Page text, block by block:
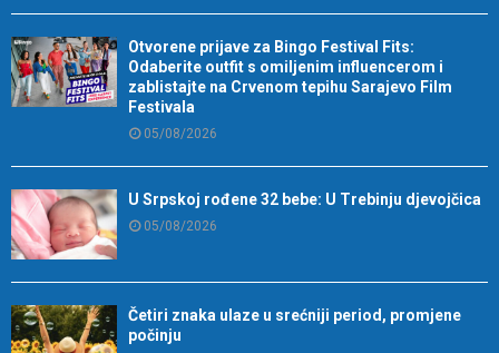
Otvorene prijave za Bingo Festival Fits:
Odaberite outfit s omiljenim influencerom i
zablistajte na Crvenom tepihu Sarajevo Film
Festivala
05/08/2026
U Srpskoj rođene 32 bebe: U Trebinju djevojčica
05/08/2026
Četiri znaka ulaze u srećniji period, promjene
počinju